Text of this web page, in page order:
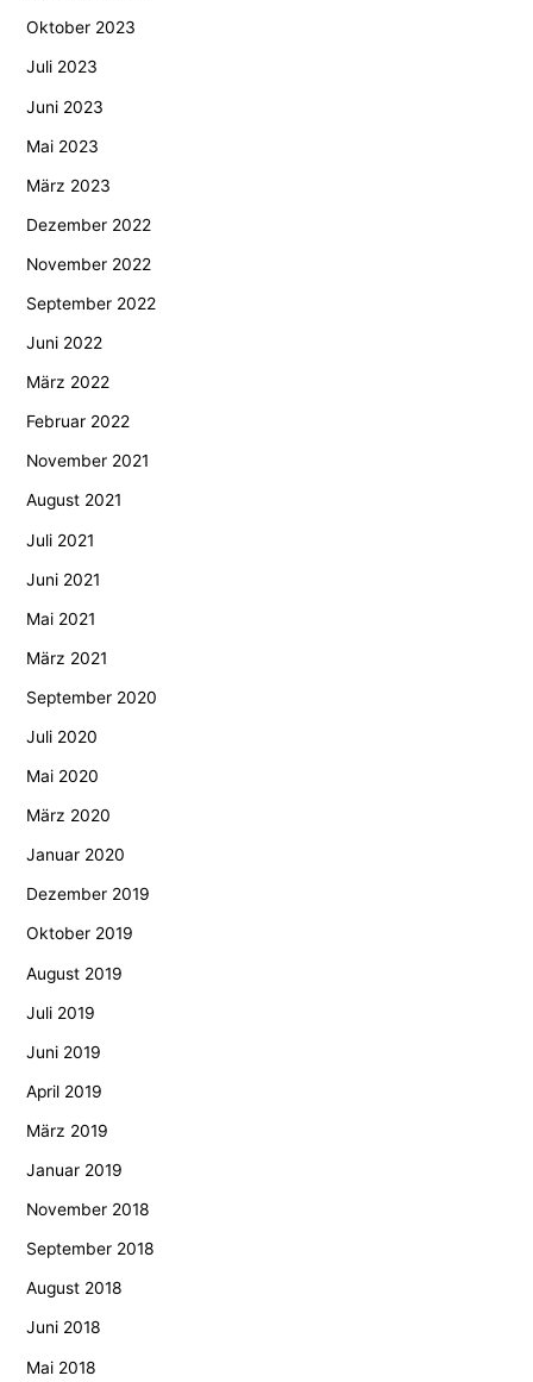
Oktober 2023
Juli 2023
Juni 2023
Mai 2023
März 2023
Dezember 2022
November 2022
September 2022
Juni 2022
März 2022
Februar 2022
November 2021
August 2021
Juli 2021
Juni 2021
Mai 2021
März 2021
September 2020
Juli 2020
Mai 2020
März 2020
Januar 2020
Dezember 2019
Oktober 2019
August 2019
Juli 2019
Juni 2019
April 2019
März 2019
Januar 2019
November 2018
September 2018
August 2018
Juni 2018
Mai 2018